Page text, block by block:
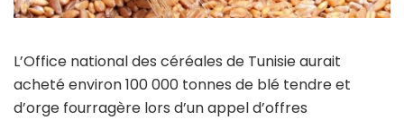
L’Office national des céréales de Tunisie aurait
acheté environ 100 000 tonnes de blé tendre et
d’orge fourragère lors d’un appel d’offres